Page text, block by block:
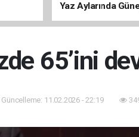
Yaz Aylarında
Uyarısı
65’ini
11.02.2026 - 22:19